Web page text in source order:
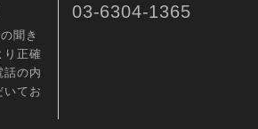
聞き
り正確
話の内
いてお
03-6304-1365